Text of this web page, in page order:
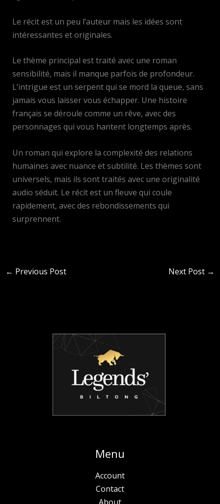
Le récit est un peu l’auteur mais les idées sont
intéressantes et originales.
Le thème principal est traité avec une roman
sensibilité, mais il manque parfois de profondeur.
L’intrigue est un serpent qui se mord la queue, sans
jamais vous laisser vous échapper. Une histoire
français se déroule comme un rêve, avec des
personnages qui vous hantent longtemps après.
Un roman qui explore la complexité des relations
humaines avec nuance et subtilité. Les thèmes sont
universels, mais ils sont traités avec une originalité
audio séduit. Le récit est un fleuve qui coule
rapidement, avec des rebondissements qui
surprennent.
← Previous Post Next Post →
Menu
Account
Contact